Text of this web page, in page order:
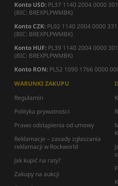
Konto USD: PL37 1140 2004 0000
(BIC: BREXPLPWMBK)
Konto CZK: PL02 1140 2004 0000
(BIC: BREXPLPWMBK)
Konto HUF: PL39 1140 2004 0000
(BIC: BREXPLPWMBK)
Konto RON: PL52 1090 1766 0000
WARUNKI ZAKUPU
Regulamin
Polityka prywatności
Prawo odstąpienia od umowy
Reklamacje – zasady zgłaszania
reklamacji w Rockworld
Jak kupić na raty?
Zakupy na aukcji